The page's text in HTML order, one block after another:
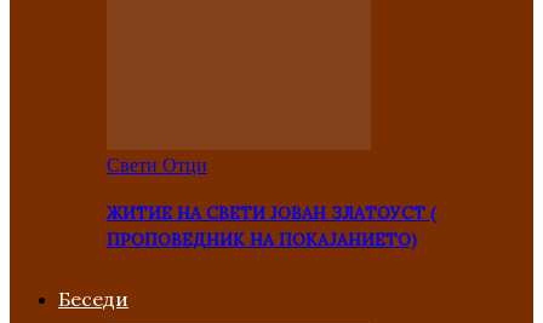
Свети Отци
ЖИТИЕ НА СВЕТИ ЈОВАН ЗЛАТОУСТ (
ПРОПОВЕДНИК НА ПОКАЈАНИЕТО)
Беседи